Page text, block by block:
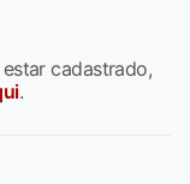
cadastrado,
.